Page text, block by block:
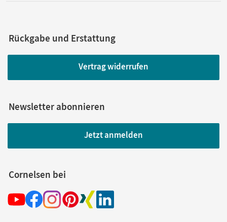
Rückgabe und Erstattung
Vertrag widerrufen
Newsletter abonnieren
Jetzt anmelden
Cornelsen bei